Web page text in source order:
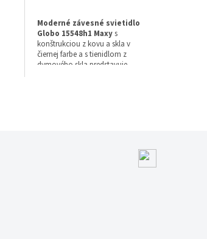
Moderné závesné svietidlo
Globo 15548h1 Maxys
konštrukciou z kovu a skla v
čiernej farbe a s tienidlom z
dymového skla predstavuje